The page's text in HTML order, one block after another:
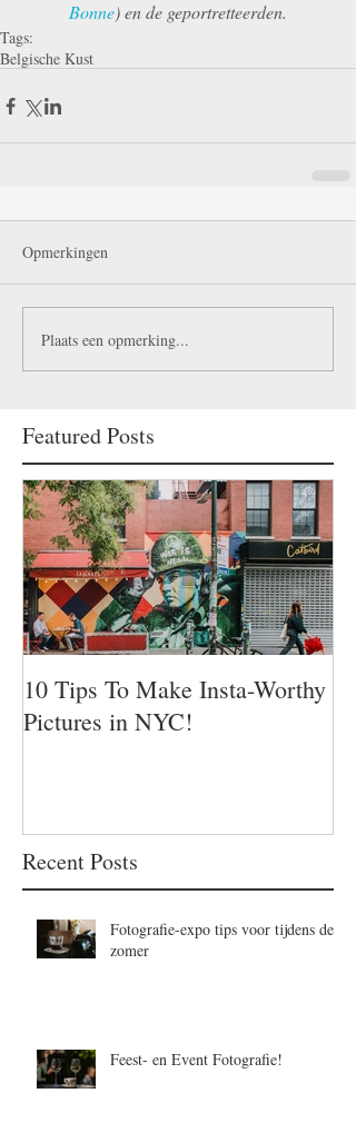
Bonne) en de geportretteerden.
Tags:
Belgische Kust
Opmerkingen
Plaats een opmerking...
Featured Posts
10 Tips To Make Insta-Worthy
Pictures in NYC!
Recent Posts
Fotografie-expo tips voor tijdens de
zomer
Feest- en Event Fotografie!